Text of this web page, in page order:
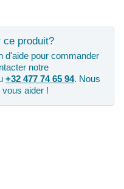
ce produit?
d'aide pour commander
notre
+32 477 74 65 94. Nous
aider !